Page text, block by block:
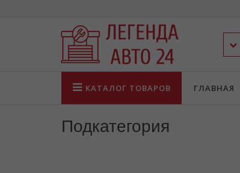
КАТАЛОГ ТОВАРОВ ГЛАВНАЯ
Подкатегория